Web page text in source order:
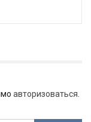
авторизоваться.